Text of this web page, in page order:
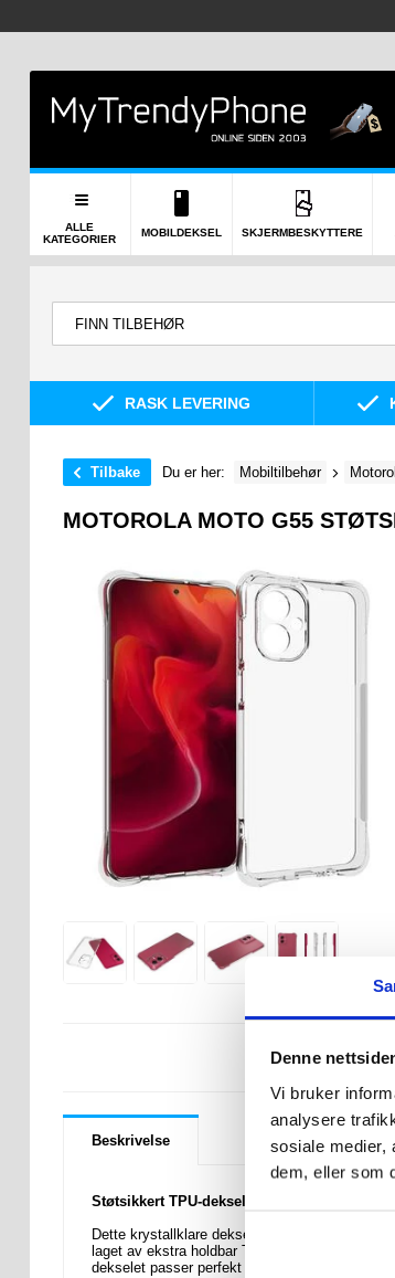
Denne
Vi bruker
analysere
sosiale medier,
dem, eller som
ALLE
KATEGORIER
MOBILDEKSEL SKJERMBESKYTTERE
RASK LEVERING
Tilbake Du er her: Mobiltilbehør
MOTOROLA MOTO G55
Beskrivelse
Støtsikkert TPU-deksel til Motorola Moto G55
Dette krystallklare dekselet er den beste
laget av ekstra holdbar TPU med fleksibilitet i
dekselet passer perfekt til din Motorola Moto